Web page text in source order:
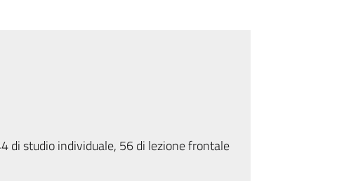
di studio individuale, 56 di lezione frontale